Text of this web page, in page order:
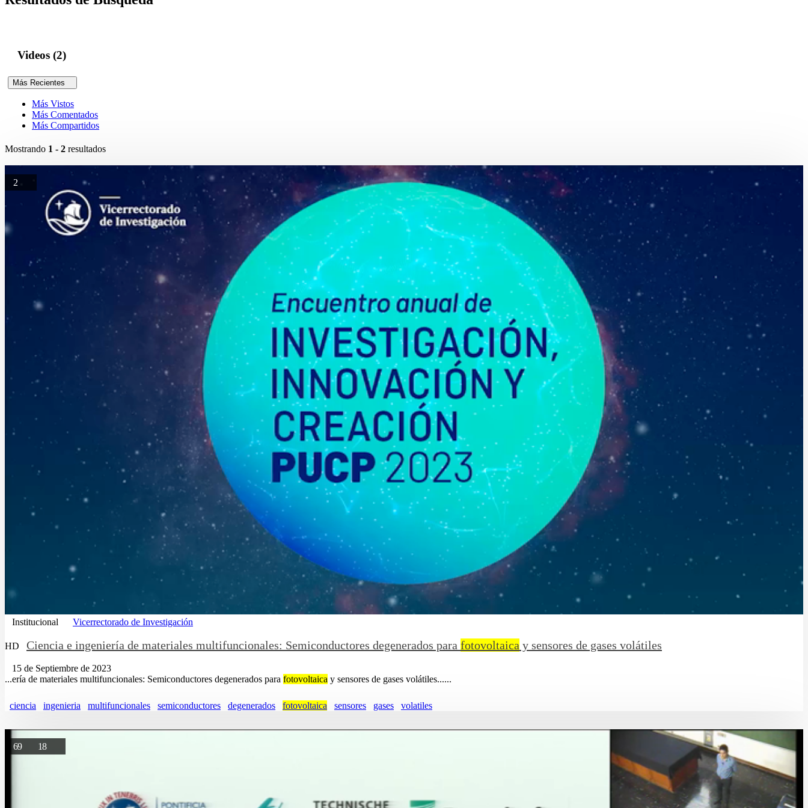
Videos (2)
Más Recientes
Más Vistos
Más Comentados
Más Compartidos
Mostrando 1 - 2 resultados
2
Institucional Vicerrectorado de Investigación
HD Ciencia e ingeniería de materiales multifuncionales: Semiconductores degenerados para fotovoltaica y sensores de gases volátiles
15 de Septiembre de 2023
...ería de materiales multifuncionales: Semiconductores degenerados para fotovoltaica y sensores de gases volátiles......
ciencia ingenieria multifuncionales semiconductores degenerados fotovoltaica sensores gases volatiles
69 18